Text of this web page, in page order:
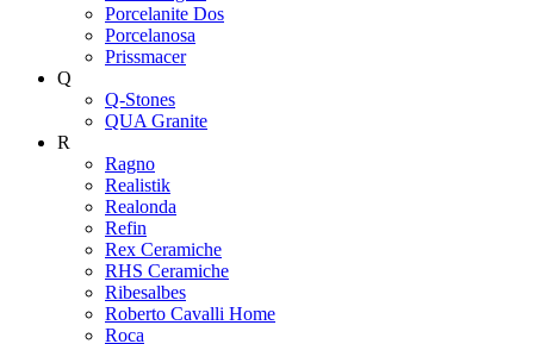
Porcelanite Dos
Porcelanosa
Prissmacer
Q
Q-Stones
QUA Granite
R
Ragno
Realistik
Realonda
Refin
Rex Ceramiche
RHS Ceramiche
Ribesalbes
Roberto Cavalli Home
Roca